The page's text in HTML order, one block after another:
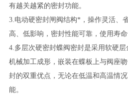
有越关越紧的密封功能。
3.电动硬密封闸阀结构*，操作灵活、
高、低影响，密封性能可靠，使用寿命
4.多层次硬密封蝶阀密封是采用软硬
机械加工成形，嵌装在蝶板上与阀座
封的双重优点，无论在低温和高温情
能。